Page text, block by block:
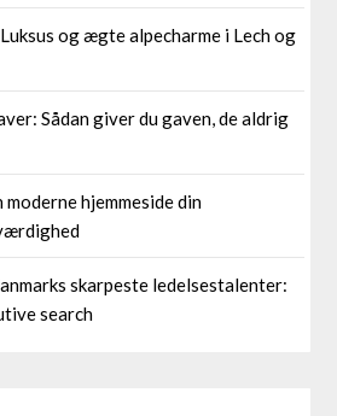
og ægte alpecharme i Lech og
Sådan giver du gaven, de aldrig
moderne hjemmeside din
skarpeste ledelsestalenter:
search